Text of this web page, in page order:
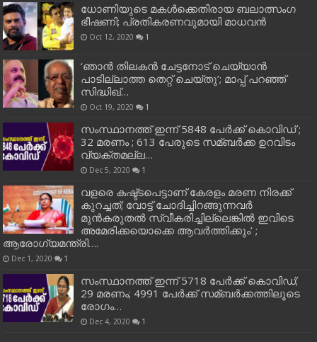
ധോണിയുടെ മകള്‍ക്കെതിരായ ബലാത്സംഗ
ഭീഷണി; പ്രതികരണവുമായി മാധവന്‍
Oct 12, 2020 1
‘ഞാന്‍ തിലകന്‍ ചേട്ടനോട് ചെയ്യാന്‍
പാടില്ലാത്ത തെറ്റ് ചെയ്തു’; മാപ്പ് പറഞ്ഞ്
സിദ്ധിഖ്…
Oct 19, 2020 1
സംസ്ഥാനത്ത് ഇന്ന് 5848 പേര്‍ക്ക് കൊവി‌ഡ് ;
32 മരണം ; 613 പേരുടെ സമ്ബര്‍ക്ക ഉറവിടം
വ്യക്തമല്ല…
Dec 5, 2020 1
വളരെ കഷ്ട്ടപെട്ടാണ് കേരളം മരണ നിരക്ക്
കുറച്ചത്; വോട്ട് ചോദിച്ചിറങ്ങുന്നവർ
മുൻകരുതൽ സ്വീകരിച്ചില്ലെങ്കിൽ ഇവിടെ
അമേരിക്കയൊക്കെ ആവർത്തിക്കും’ ;
ആരോഗ്യമന്ത്രി….
Dec 1, 2020 1
സംസ്ഥാനത്ത് ഇന്ന് 5718 പേര്‍ക്ക് കൊവിഡ്;
29 മരണം; 4991 പേര്‍ക്ക് സമ്ബര്‍ക്കത്തിലൂടെ
രോഗം…
Dec 4, 2020 1